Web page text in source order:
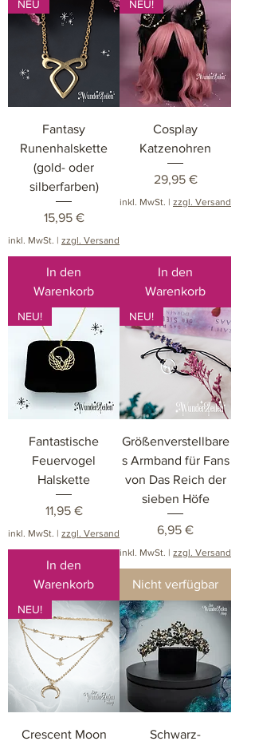
NEU
Fantasy
Runenhalskette
(gold- oder
silberfarben)
Preis
15,95 €
inkl. MwSt. | zzgl. Versand
In den
Warenkorb
NEU!
Cosplay
Katzenohren
Preis
29,95 €
inkl. MwSt. | zzgl. Versand
In den
Warenkorb
NEU!
Fantastische
Feuervogel
Halskette
Preis
11,95 €
inkl. MwSt. | zzgl. Versand
In den
Warenkorb
NEU!
Größenverstellbare
s Armband für Fans
von Das Reich der
sieben Höfe
Preis
6,95 €
inkl. MwSt. | zzgl. Versand
Nicht verfügbar
NEU!
Crescent Moon
Schwarz-